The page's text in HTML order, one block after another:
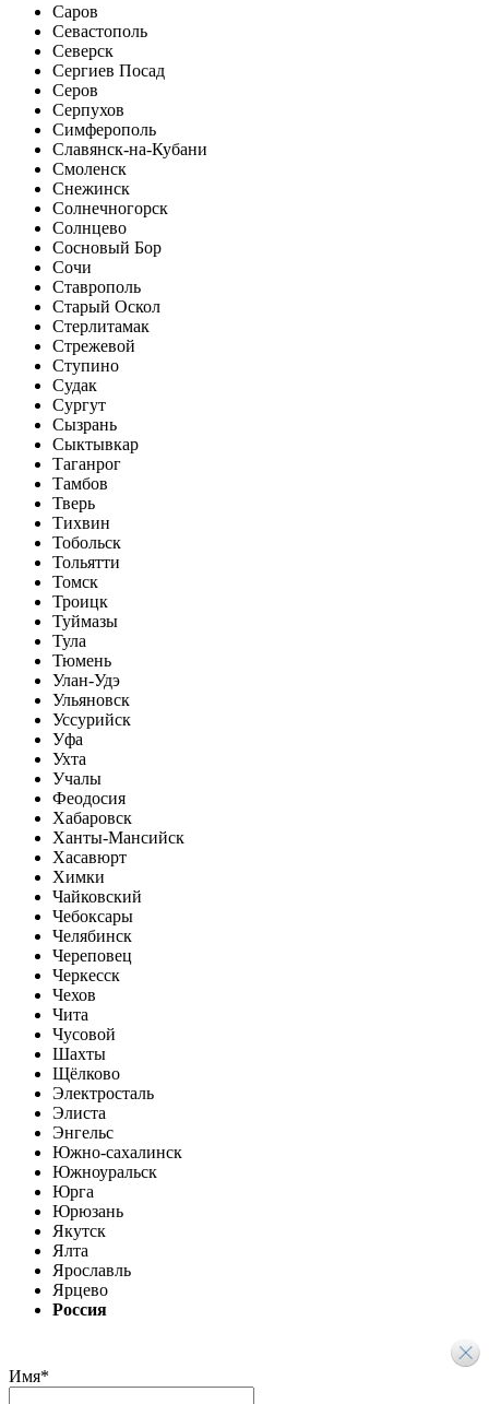
Саров
Севастополь
Северск
Сергиев Посад
Серов
Серпухов
Симферополь
Славянск-на-Кубани
Смоленск
Снежинск
Солнечногорск
Солнцево
Сосновый Бор
Сочи
Ставрополь
Старый Оскол
Стерлитамак
Стрежевой
Ступино
Судак
Сургут
Сызрань
Сыктывкар
Таганрог
Тамбов
Тверь
Тихвин
Тобольск
Тольятти
Томск
Троицк
Туймазы
Тула
Тюмень
Улан-Удэ
Ульяновск
Уссурийск
Уфа
Ухта
Учалы
Феодосия
Хабаровск
Ханты-Мансийск
Хасавюрт
Химки
Чайковский
Чебоксары
Челябинск
Череповец
Черкесск
Чехов
Чита
Чусовой
Шахты
Щёлково
Электросталь
Элиста
Энгельс
Южно-сахалинск
Южноуральск
Юрга
Юрюзань
Якутск
Ялта
Ярославль
Ярцево
Россия
Имя*